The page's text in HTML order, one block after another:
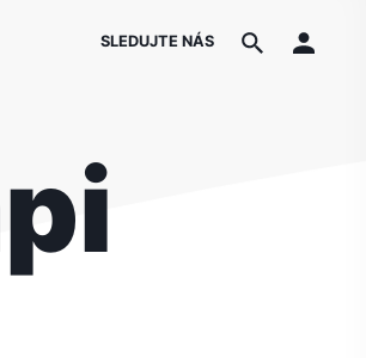
SLEDUJTE NÁS